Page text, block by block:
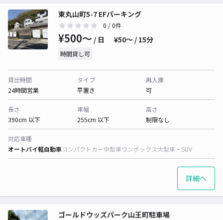
東丸山町5-7 EFパーキング
0 / 0件
¥500〜 / 日 ¥50〜 / 15分
時間貸し可
貸出時間
24時間営業
タイプ
平置き
再入庫
可
長さ
390cm 以下
車幅
255cm 以下
高さ
制限なし
対応車種
オートバイ軽自動車コンパクトカー中型車ワンボックス大型車・SUV
詳細へ
ゴールドウッズパーク山王町駐車場